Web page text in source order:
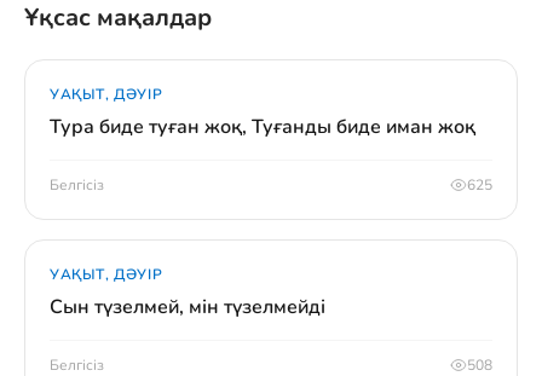
Ұқсас мақалдар
УАҚЫТ, ДӘУІР
Тура биде туған жоқ, Туғанды биде иман жоқ
Белгісіз 625
УАҚЫТ, ДӘУІР
Сын түзелмей, мін түзелмейді
Белгісіз 508